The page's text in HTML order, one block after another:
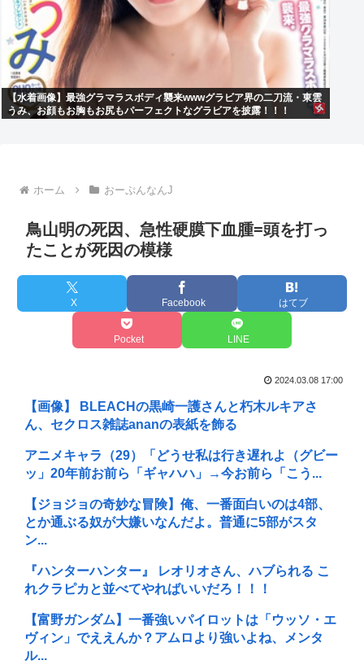
【水着画像】最強グラマラスボディ襲来wwwグラビア界の二刀流・東雲
うみ、お顔もお胸もお尻もパーフェクトなグラビアを披露！！！
ホーム おーぷんなんJ
鳥山明の死因、急性硬膜下血腫=頭を打っ
たことが死因の模様
X Facebook はてブ
Pocket LINE
2024.03.08 17:00
【画像】 BLEACHの黒崎一護さんと朽木ルキアさ
ん、セクロス雑誌ananの表紙を飾る
アニメキャラ（29）「どうせ私は行き遅れよ（グビー
ッ」20年前お前ら「ギャハハ」→今お前ら「こう...
【ジョジョの奇妙な冒険】俺、一番面白いのは4部、
とか通ぶる奴が大嫌いなんだよ。普通に5部がスタ
ン...
『ハンターハンター』 レオリオさん、ハブられる こ
れクラピカと並べてやればいいだろ！！！
【富野ガンダム】一番強いパイロットは「ウッソ・エ
ヴィン」でええんか？アムロより強いよね、メンタ
ル...